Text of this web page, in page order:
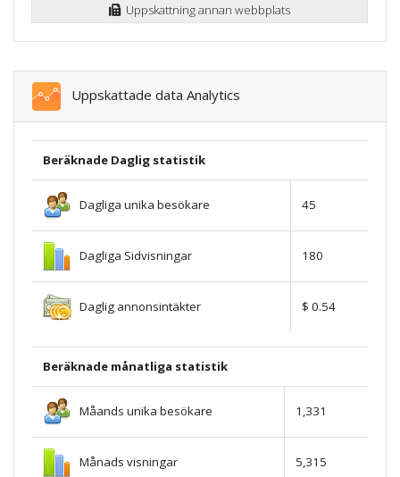
Uppskattning annan webbplats
Uppskattade data Analytics
Beräknade Daglig statistik
Dagliga unika besökare 45
Dagliga Sidvisningar 180
Daglig annonsintäkter $ 0.54
Beräknade månatliga statistik
Måands unika besökare 1,331
Månads visningar 5,315